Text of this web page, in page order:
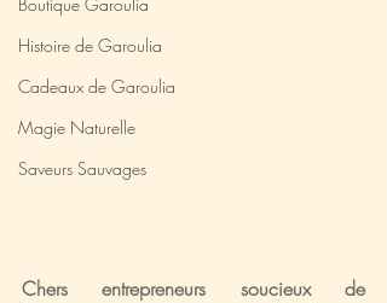
Histoire de Garoulia
Cadeaux de Garoulia
Magie Naturelle
Saveurs Sauvages
Chers entrepreneurs soucieux de